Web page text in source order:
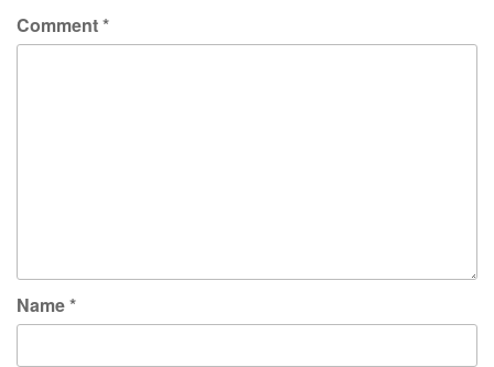
Comment*
Name*